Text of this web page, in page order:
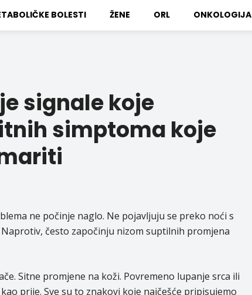
BOLESTI ŽENE ORL ONKOLOGIJA
signale koje
simptoma koje
ne počinje naglo. Ne pojavljuju se preko noći s
često započinju nizom suptilnih promjena
Sitne promjene na koži. Povremeno lupanje srca ili
prije. Sve su to znakovi koje najčešće pripisujemo